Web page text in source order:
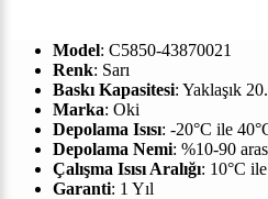
Model: C5850-43870021
Renk: Sarı
Baskı Kapasitesi: Yaklaşık
Marka: Oki
Depolama Isısı: -20°C ile
Depolama Nemi: %10-90
Çalışma Isısı Aralığı: 10°C
Garanti: 1 Yıl